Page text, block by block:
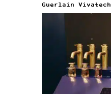
Guerlain Vivatech